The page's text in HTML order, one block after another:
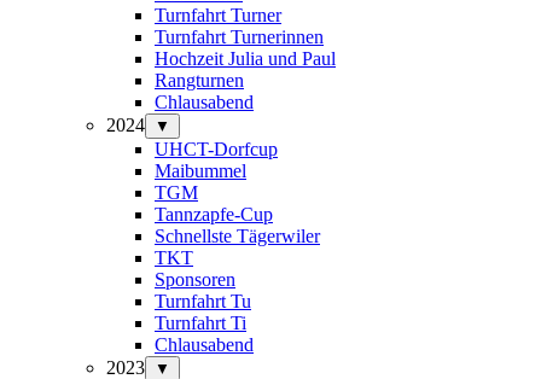
Turnfahrt Turner
Turnfahrt Turnerinnen
Hochzeit Julia und Paul
Rangturnen
Chlausabend
2024
▼
UHCT-Dorfcup
Maibummel
TGM
Tannzapfe-Cup
Schnellste Tägerwiler
TKT
Sponsoren
Turnfahrt Tu
Turnfahrt Ti
Chlausabend
2023
▼